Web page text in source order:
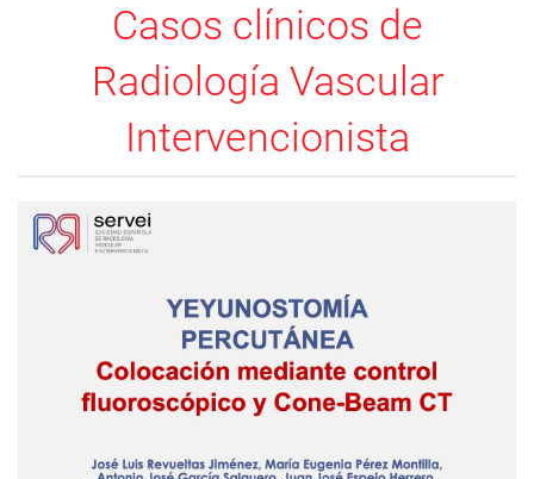
Casos clínicos de
Radiología Vascular
Intervencionista